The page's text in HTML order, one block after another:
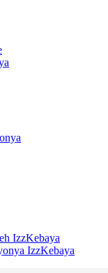
IzzKebaya
IzzKebaya